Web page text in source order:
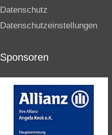
Datenschutz
Datenschutzeinstellungen
Sponsoren